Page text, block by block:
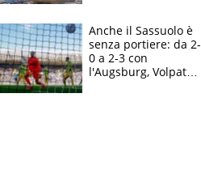
Curtis
Anche il Sassuolo è
senza portiere: da 2-
0 a 2-3 con
l'Augsburg, Volpato